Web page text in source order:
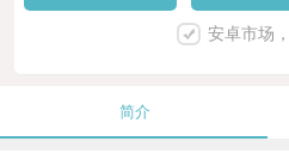
安卓市场
简介